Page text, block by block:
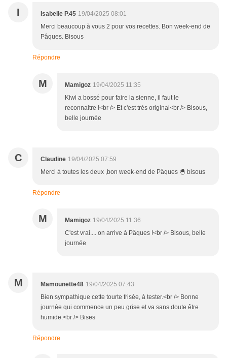
I Isabelle P.45 19/04/2025 08:01
Merci beaucoup à vous 2 pour vos recettes. Bon week-end de
Pâques. Bisous
Répondre
M Mamigoz 19/04/2025 11:35
Kiwi a bossé pour faire la sienne, il faut le
reconnaitre !<br /> Et c'est très original<br /> Bisous,
belle journée
C Claudine 19/04/2025 07:59
Merci à toutes les deux ,bon week-end de Pâques 🐣 bisous
Répondre
M Mamigoz 19/04/2025 11:36
C'est vrai.... on arrive à Pâques !<br /> Bisous, belle
journée
M Mamounette48 19/04/2025 07:43
Bien sympathique cette tourte frisée, à tester.<br /> Bonne
journée qui commence un peu grise et va sans doute être
humide.<br /> Bises
Répondre